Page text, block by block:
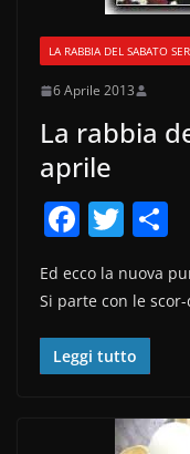
LA RABBIA DEL SABATO
6 Aprile 2013
La rabbia
aprile
F
c
e
b
T
itt
er
n
Ed ecco la nuova
Si parte con le
Leggi tutto